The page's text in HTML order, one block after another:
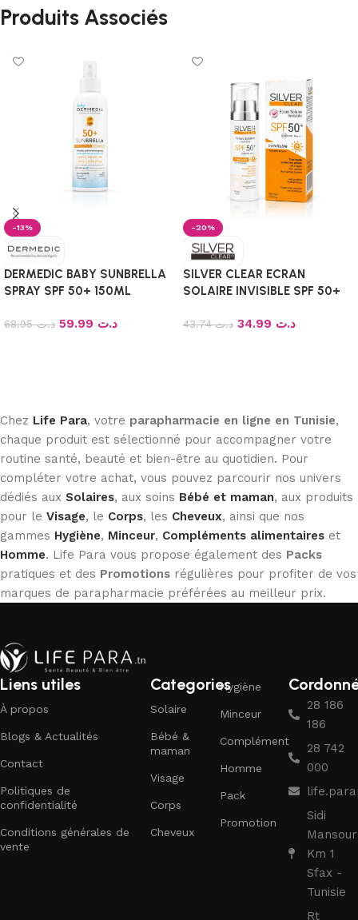
Produits Associés
-13%
DERMEDIC BABY SUNBRELLA
SPRAY SPF 50+ 150ML
د.ت68.95 د.ت
-20%
SILVER CLEAR ECRAN
SOLAIRE INVISIBLE SPF 50+
د.ت43.74 د.ت
Chez Life Para, votre parapharmacie en ligne en Tunisie,
chaque produit est sélectionné pour accompagner votre
routine santé, beauté et bien-être au quotidien. Pour
compléter votre achat, vous pouvez parcourir nos univers
dédiés aux Solaires, aux soins Bébé et maman, aux produits
pour le Visage, le Corps, les Cheveux, ainsi que nos
gammes Hygiène, Minceur, Compléments alimentaires et
Homme. Life Para vous propose également des Packs
pratiques et des Promotions régulières pour profiter de vos
marques de parapharmacie préférées au meilleur prix.
Liens utiles
À propos
Blogs & Actualités
Contact
Politiques de
confidentialité
Conditions générales de
vente
Categories
Solaire
Bébé &
maman
Visage
Corps
Cheveux
Hygiène
Minceur
Complément
Homme
Pack
Promotion
28 186
186
28 742
000
Sidi
Mansour
Km 1
Sfax -
Tunisie
Rt